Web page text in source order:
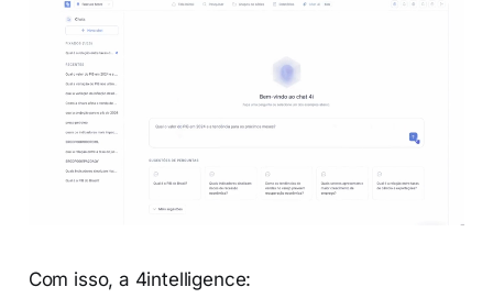
Com isso, a 4intelligence: